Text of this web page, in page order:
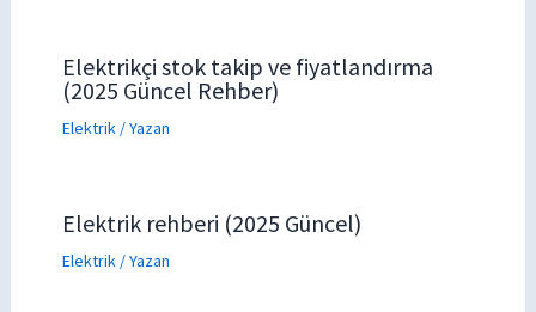
Elektrikçi stok takip ve fiyatlandırma
(2025 Güncel Rehber)
Elektrik/ Yazan
Elektrik rehberi (2025 Güncel)
Elektrik/ Yazan